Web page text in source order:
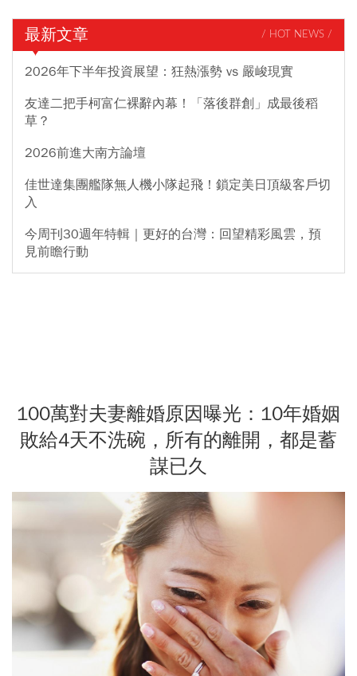
最新文章 / HOT NEWS /
2026年下半年投資展望：狂熱漲勢 vs 嚴峻現實
友達二把手柯富仁裸辭內幕！「落後群創」成最後稻
草？
2026前進大南方論壇
佳世達集團艦隊無人機小隊起飛！鎖定美日頂級客戶切
入
今周刊30週年特輯｜更好的台灣：回望精彩風雲，預
見前瞻行動
100萬對夫妻離婚原因曝光：10年婚姻
敗給4天不洗碗，所有的離開，都是蓄
謀已久